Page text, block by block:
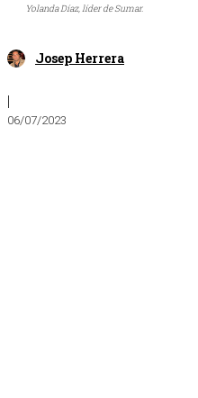
Yolanda Díaz, líder de Sumar.
Josep Herrera
|
06/07/2023